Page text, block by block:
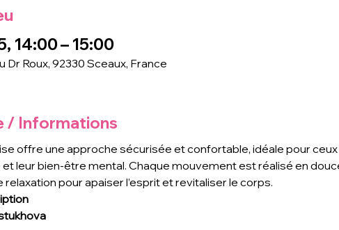
14:00 – 15:00
Dr Roux, 92330 Sceaux, France
/ Informations
offre une approche sécurisée et confortable, idéale pour
leur bien-être mental. Chaque mouvement est réalisé en
pour apaiser l’esprit et revitaliser le corps.